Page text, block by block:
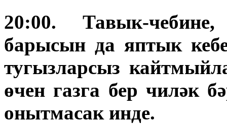
20:00. Тавык-
барысын да яптык
тугызларсыз
өчен газга бер чиләк
онытмасак инде.